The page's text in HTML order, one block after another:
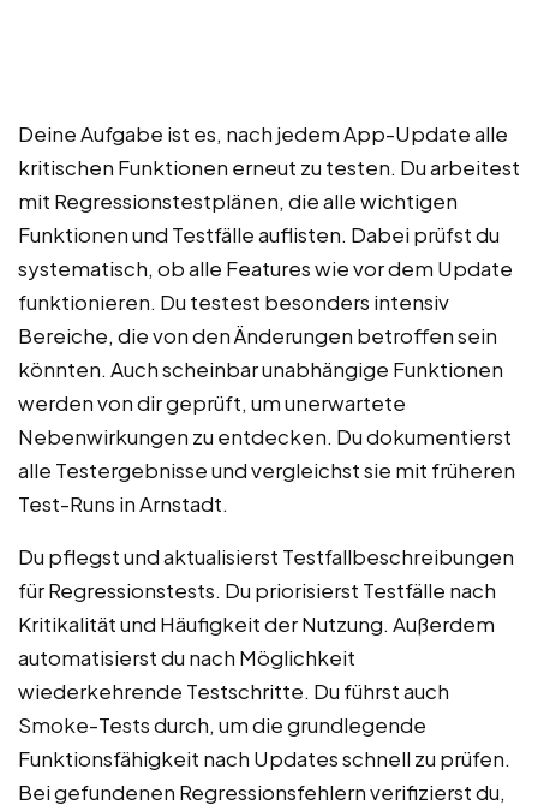
Deine Aufgabe ist es, nach jedem App-Update alle
kritischen Funktionen erneut zu testen. Du arbeitest
mit Regressionstestplänen, die alle wichtigen
Funktionen und Testfälle auflisten. Dabei prüfst du
systematisch, ob alle Features wie vor dem Update
funktionieren. Du testest besonders intensiv
Bereiche, die von den Änderungen betroffen sein
könnten. Auch scheinbar unabhängige Funktionen
werden von dir geprüft, um unerwartete
Nebenwirkungen zu entdecken. Du dokumentierst
alle Testergebnisse und vergleichst sie mit früheren
Test-Runs in Arnstadt.
Du pflegst und aktualisierst Testfallbeschreibungen
für Regressionstests. Du priorisierst Testfälle nach
Kritikalität und Häufigkeit der Nutzung. Außerdem
automatisierst du nach Möglichkeit
wiederkehrende Testschritte. Du führst auch
Smoke-Tests durch, um die grundlegende
Funktionsfähigkeit nach Updates schnell zu prüfen.
Bei gefundenen Regressionsfehlern verifizierst du,